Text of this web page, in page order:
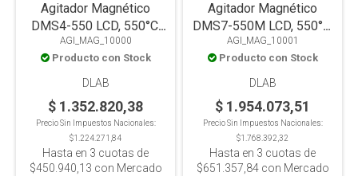
Agitador Magnético
DMS4-550 LCD, 550°C,
PT1000, Placa
Vitrocerámica, 10L
AGI_MAG_10000
Producto con Stock
DLAB
$ 1.352.820,38
Precio Sin Impuestos Nacionales:
$1.224.271,84
Hasta en 3 cuotas de
$450.940,13 con Mercado
Agitador Magnético
DMS7-550M LCD, 550°C,
PT1000, placa
vitrocerámica, 20L
AGI_MAG_10001
Producto con Stock
DLAB
$ 1.954.073,51
Precio Sin Impuestos Nacionales:
$1.768.392,32
Hasta en 3 cuotas de
$651.357,84con Mercado